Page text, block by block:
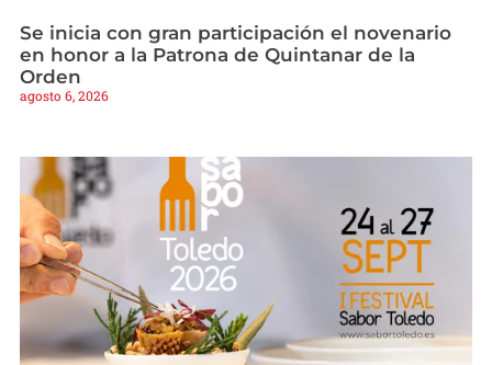
Se inicia con gran participación el novenario
en honor a la Patrona de Quintanar de la
Orden
agosto 6, 2026